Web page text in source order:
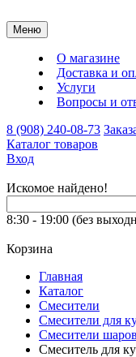
Меню
О магазине
Доставка и
Услуги
Вопросы и
8 (908) 240-08-73
Каталог товаров
Вход
Искомое найдено!
8:30 - 19:00 (без
Корзина
Главная
Каталог
Смесители
Смесители для
Смесители
Смеситель для